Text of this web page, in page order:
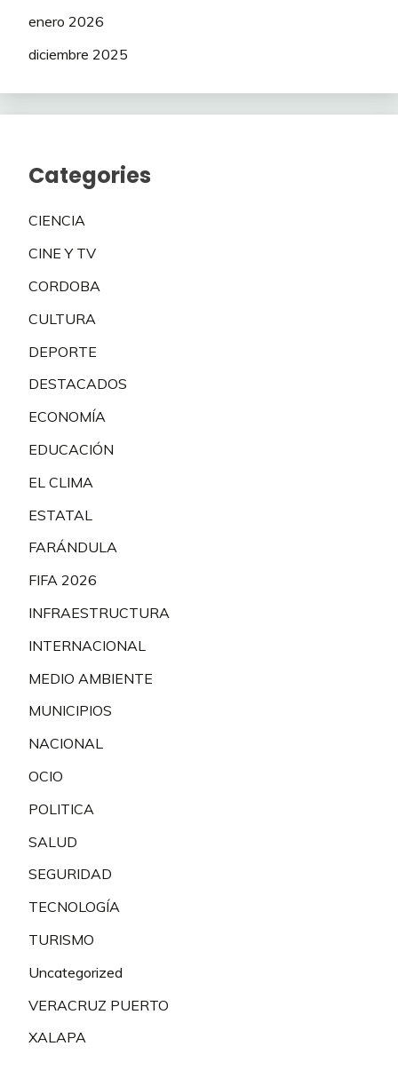
enero 2026
diciembre 2025
Categories
CIENCIA
CINE Y TV
CORDOBA
CULTURA
DEPORTE
DESTACADOS
ECONOMÍA
EDUCACIÓN
EL CLIMA
ESTATAL
FARÁNDULA
FIFA 2026
INFRAESTRUCTURA
INTERNACIONAL
MEDIO AMBIENTE
MUNICIPIOS
NACIONAL
OCIO
POLITICA
SALUD
SEGURIDAD
TECNOLOGÍA
TURISMO
Uncategorized
VERACRUZ PUERTO
XALAPA